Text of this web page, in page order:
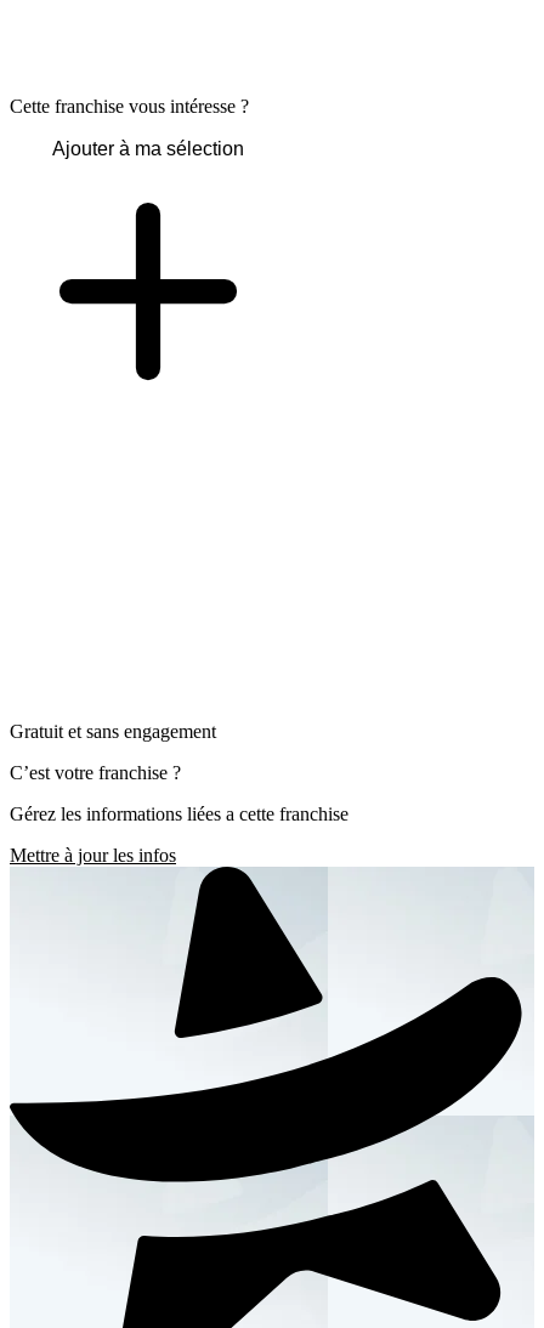
Cette franchise vous intéresse ?
Ajouter à ma sélection
Gratuit et sans engagement
C’est votre franchise ?
Gérez les informations liées a cette franchise
Mettre à jour les infos